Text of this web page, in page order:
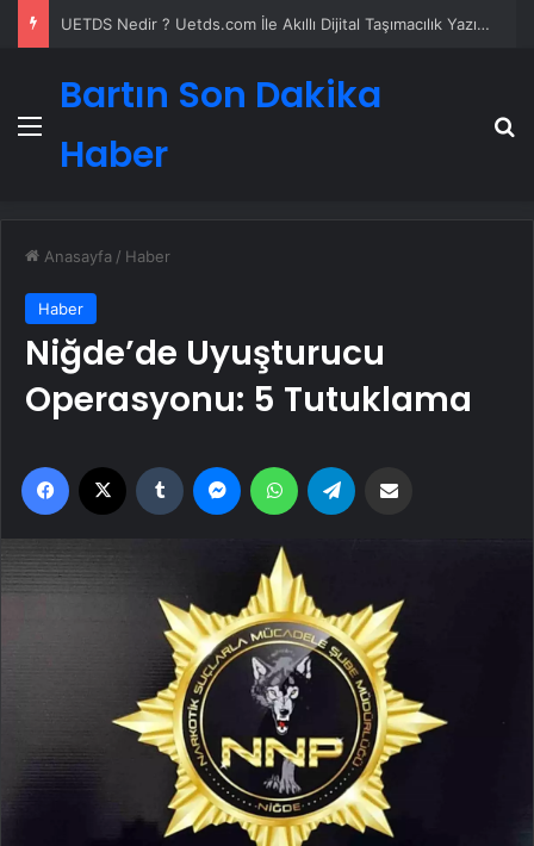
UETDS Nedir ? Uetds.com İle Akıllı Dijital Taşımacılık Yazılımı
Menü
Bartın Son Dakika
Haber
Anasayfa / Haber
Haber
Niğde’de Uyuşturucu
Operasyonu: 5 Tutuklama
Facebook Tumblr MessengerWhatsApp